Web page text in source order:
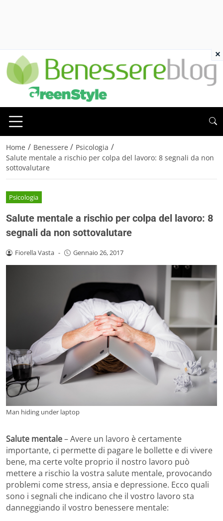
Home / Benessere / Psicologia /
Salute mentale a rischio per colpa del lavoro: 8 segnali da non
sottovalutare
Psicologia
Salute mentale a rischio per colpa del lavoro: 8
segnali da non sottovalutare
Fiorella Vasta - Gennaio 26, 2017
Man hiding under laptop
Salute mentale– Avere un lavoro è certamente
importante, ci permette di pagare le bollette e di vivere
bene, ma certe volte proprio il nostro lavoro può
mettere a rischio la vostra salute mentale, provocando
problemi come stress, ansia e depressione. Ecco quali
sono i segnali che indicano che il vostro lavoro sta
danneggiando il vostro benessere mentale:
×